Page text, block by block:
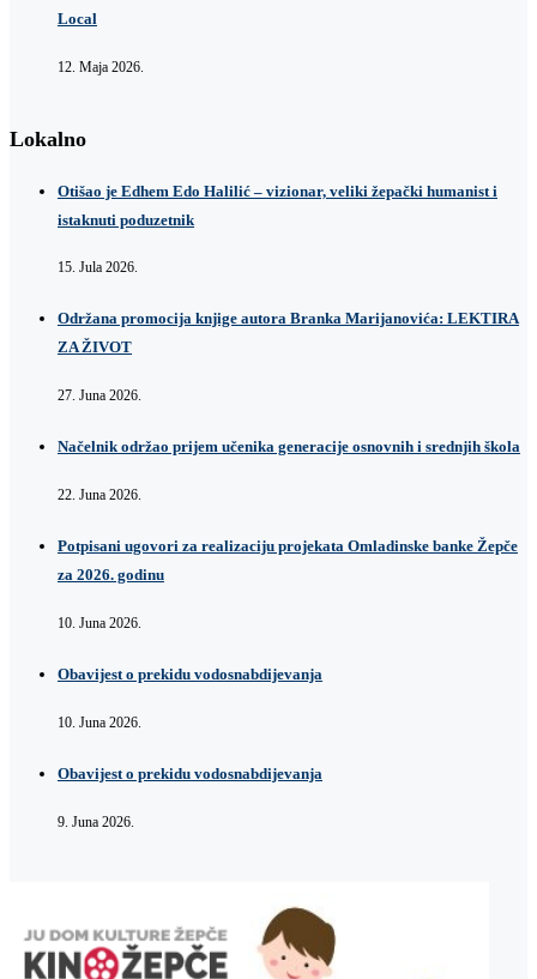
Local
12. Maja 2026.
Lokalno
Otišao je Edhem Edo Halilić – vizionar, veliki žepački humanist i
istaknuti poduzetnik
15. Jula 2026.
Održana promocija knjige autora Branka Marijanovića: LEKTIRA
ZA ŽIVOT
27. Juna 2026.
Načelnik održao prijem učenika generacije osnovnih i srednjih škola
22. Juna 2026.
Potpisani ugovori za realizaciju projekata Omladinske banke Žepče
za 2026. godinu
10. Juna 2026.
Obavijest o prekidu vodosnabdijevanja
10. Juna 2026.
Obavijest o prekidu vodosnabdijevanja
9. Juna 2026.